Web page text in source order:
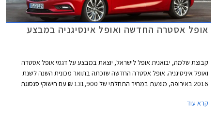
אופל אסטרה החדשה ואופל אינסיגניה במבצע
קבוצת שלמה, יבואנית אופל לישראל, יוצאת במבצע על דגמי אופל אסטרה
ואופל איניסיגניה. אופל אסטרה החדשה שזכתה בתואר מכונית השנה לשנת
2016 באירופה, מוצעת במחיר התחלתי של 131,900 ₪ עם חישוקי סגסוגת
קרא עוד